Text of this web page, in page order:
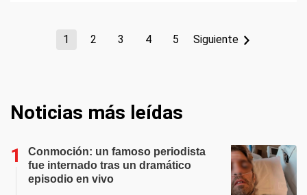
1 2 3 4 5 Siguiente
Noticias más leídas
Conmoción: un famoso periodista
fue internado tras un dramático
episodio en vivo